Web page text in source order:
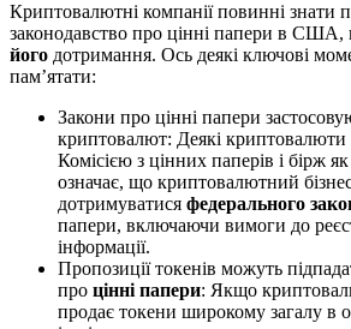
Криптовалютні компанії повинні знати
законодавство про цінні папери в США,
його дотримання. Ось деякі ключові
пам’ятати:
Закони про цінні папери
криптовалют: Деякі криптовалюти
Комісією з цінних паперів і бірж
означає, що криптовалютний
дотримуватися федерального
папери, включаючи вимоги до
інформації.
Пропозиції токенів можуть
про цінні папери: Якщо
продає токени широкому загалу в